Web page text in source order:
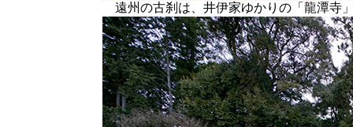
遠州の古刹は、井伊家ゆかりの「龍潭寺